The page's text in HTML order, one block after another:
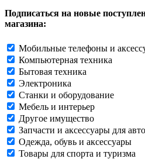
Подписаться на новые
магазина:
Мобильные телефоны и
Компьютерная техника
Бытовая техника
Электроника
Станки и оборудование
Мебель и интерьер
Другое имущество
Запчасти и аксессуары для авто
Одежда, обувь и аксессуары
Товары для спорта и туризма